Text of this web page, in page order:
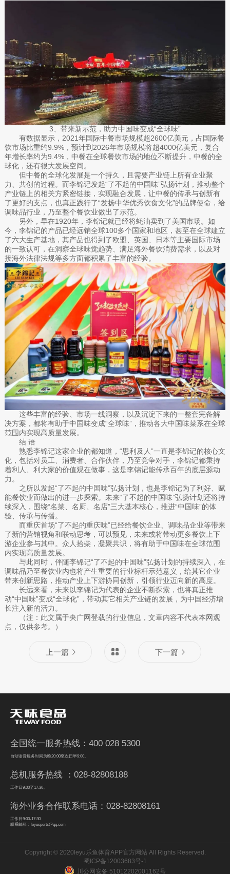
3、带来新示范，助力中国味变成“全球味”
有数据显示，2021年国际中餐市场规模超2600亿美元，占国际餐
饮市场比重约9.9%，预计到2026年市场规模将超4000亿美元，复合
年增长率约为9.4%，中餐在全球餐饮市场的地位不断提升，中餐的全
球化，还有很大发展空间。
但中餐的全球化发展是一个持久，且需要产业链上所有企业聚
力、共创的过程。而李锦记发起“了不起的中国味”弘扬计划，推动整个
产业链上的相关方紧密链接，实现融合发展，让中餐的传承与创新有
了更好的支点，也真正践行了“发扬中华优秀饮食文化”的品牌使命，给
调味品行业，乃至整个餐饮业做出了示范。
另外，早在1920年，李锦记就已经将蚝油卖到了美国市场。如
今，李锦记的产品已经远销全球100多个国家和地区，甚至在全球建立
了六大生产基地，其产品也得到了欧盟、英国、日本等主要国际市场
的一致认可，在洞察全球味觉趋势、满足海外餐饮消费需求，以及对
接海外法律法规等多方面都积累了丰富的经验。
这些丰富的经验、市场一线洞察，以及沉淀下来的一整套完备解
决方案，都将有助于中国味变成“全球味”，推动各大中国味菜系在全球
范围内实现高质量发展。
结 语
熟悉李锦记这家企业的都知道，“思利及人”一直是李锦记的核心文
化，包括对员工、消费者、合作伙伴，乃至竞争对手，李锦记都秉持
着利人、利大家的价值观在做事，这是李锦记能传承百年的底层源动
力。
之所以发起“了不起的中国味”弘扬计划，也是李锦记为了利好、赋
能餐饮业而做出的进一步探索。未来“了不起的中国味”弘扬计划还将持
续深入，围绕“名菜、名厨、名店”三大基本核心，推进“中国味”的体
验、传承与传播。
而重庆首场“了不起的重庆味”已经给餐饮企业、调味品企业等带来
了新的营销视角和联动思考，可以预见，未来或将带动更多餐饮上下
游企业参与其中。众人拾柴，凝聚共识，将有助于中国味在全球范围
内实现高质量发展。
与此同时，伴随李锦记“了不起的中国味”弘扬计划的持续深入，在
调味品乃至餐饮业内也将产生重要的行业标杆示范意义，给其它企业
带来创新思路，推动产业上下游协同创新，引领行业迈向新的高度。
长远来看，未来以李锦记为代表的企业不断探索，也将真正推
动“中国味”变成“全球化”，带动其它相关产业链的发展，为中国经济增
长注入新的活力。
（注：此文属于央广网登载的行业信息，文章内容不代表本网观
点，仅供参考。）
上一篇 下一篇
全国统一服务热线：400 028 5300
自动语音服务时间为晚20:00至次日早9:00。
总机服务热线 ：028-82808188
工作日9:00至17:30。
海外业务合作联系电话：028-82808161
工作日9:00-17:30
联系邮箱：leyusports@qq.com
Copyright © 2020leyu乐鱼体育APP官方网站 All Rights Reserved.
蜀ICP备12003683号-1
川公网安备 51012202001162号